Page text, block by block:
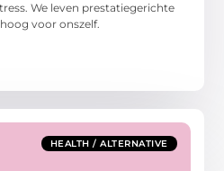
We leven prestatiegerichte
voor onszelf.
HEALTH / ALTERNATIVE